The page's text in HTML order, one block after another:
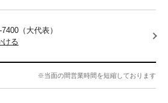
（大代表）
ける
※当面の間営業時間を短縮しております